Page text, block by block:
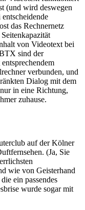
(und wird deswegen
das Rechnernetz
von Videotext bei
sind der
verbunden, und
Dialog mit dem
in eine Richtung,
zuhause.
auf der Kölner
(Ja, Sie
wie von Geisterhand
ein passendes
wurde sogar mit